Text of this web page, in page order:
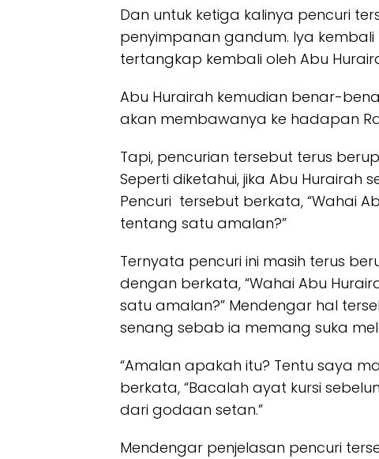
Dan untuk ketiga kalinya pencuri
penyimpanan gandum. Iya
tertangkap kembali oleh Abu
Abu Hurairah kemudian benar-
akan membawanya ke hadapan
Tapi, pencurian tersebut terus
Seperti diketahui, jika Abu
Pencuri tersebut berkata, “Wahai
tentang satu amalan?”
Ternyata pencuri ini masih terus
dengan berkata, “Wahai Abu
satu amalan?” Mendengar hal
senang sebab ia memang suka
“Amalan apakah itu? Tentu saya
berkata, “Bacalah ayat kursi
dari godaan setan.”
Mendengar penjelasan pencuri